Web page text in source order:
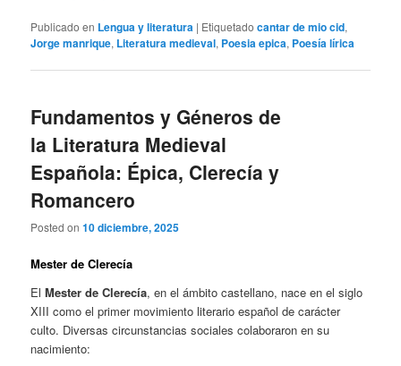
Publicado en Lengua y literatura | Etiquetado cantar de mio cid,
Jorge manrique, Literatura medieval, Poesia epica, Poesía lírica
Fundamentos y Géneros de
la Literatura Medieval
Española: Épica, Clerecía y
Romancero
Posted on10 diciembre, 2025
Mester de Clerecía
ElMester de Clerecía, en el ámbito castellano, nace en el siglo
XIII como el primer movimiento literario español de carácter
culto. Diversas circunstancias sociales colaboraron en su
nacimiento: